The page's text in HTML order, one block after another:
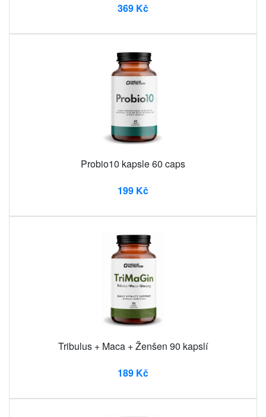
369 Kč
Probio10 kapsle 60 caps
199 Kč
Tribulus + Maca + Ženšen 90 kapslí
189 Kč